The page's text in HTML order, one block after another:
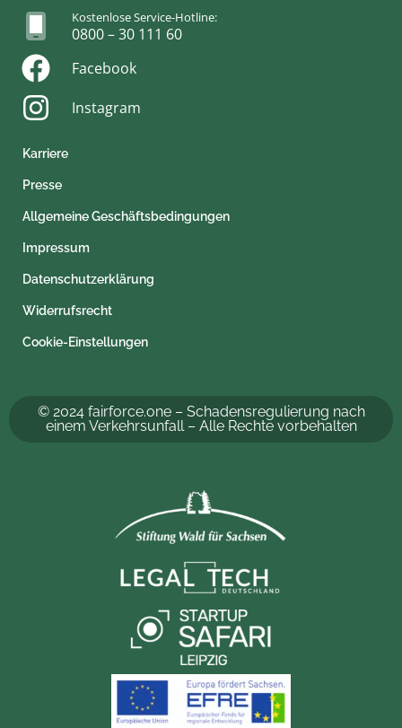
Kostenlose Service-Hotline:
0800 – 30 111 60
Facebook
Instagram
Karriere
Presse
Allgemeine Geschäftsbedingungen
Impressum
Datenschutzerklärung
Widerrufsrecht
Cookie-Einstellungen
© 2024 fairforce.one – Schadensregulierung nach
einem Verkehrsunfall – Alle Rechte vorbehalten